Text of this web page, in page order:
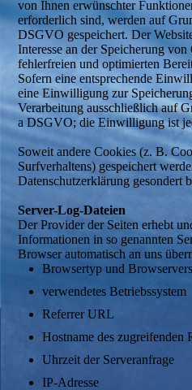
von Ihnen erwünschter
erforderlich sind, werden auf
DSGVO gespeichert. Der
Interesse an der Speicherung
fehlerfreien und optimierten
Sofern eine entsprechende
eine Einwilligung zur
Verarbeitung ausschließlich auf
a DSGVO; die Einwilligung ist
Soweit andere Cookies (z. B.
Surfverhaltens) gespeichert
Datenschutzerklärung gesondert
Server-Log-Dateien
Der Provider der Seiten erhebt
Informationen in so genannten
Browser automatisch an uns
Browsertyp und
verwendetes Betriebssystem
Referrer URL
Hostname des zugreifenden
Uhrzeit der Serveranfrage
IP-Adresse